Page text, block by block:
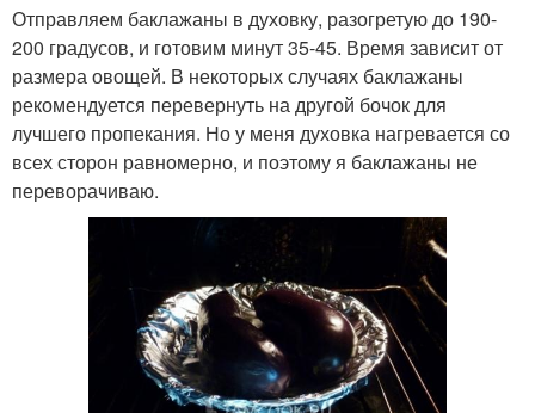
Отправляем баклажаны в духовку, разогретую до 190-
200 градусов, и готовим минут 35-45. Время зависит от
размера овощей. В некоторых случаях баклажаны
рекомендуется перевернуть на другой бочок для
лучшего пропекания. Но у меня духовка нагревается со
всех сторон равномерно, и поэтому я баклажаны не
переворачиваю.